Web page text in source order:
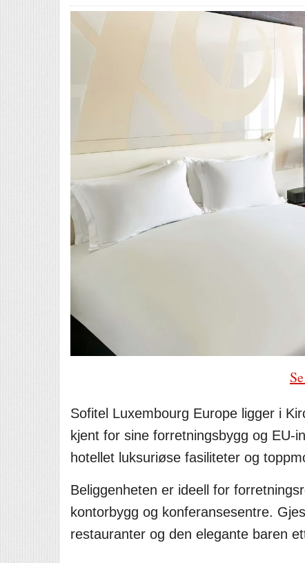
Sofitel Luxembourg Europe ligger i
kjent for sine forretningsbygg og EU-
hotellet luksuriøse fasiliteter og
Beliggenheten er ideell for
kontorbygg og konferansesentre.
restauranter og den elegante baren